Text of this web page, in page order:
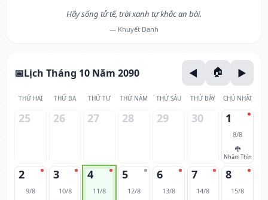
Hãy sống tử tế, trời xanh tự khắc an bài.
— Khuyết Danh
Lịch Tháng 10 Năm 2090
THỨ HAI THỨ BA THỨ TƯ THỨ NĂM THỨ SÁU THỨ BẢY CHỦ NHẬT
25 26 27 28 29 30 1
8/8
🐉
Nhâm Thìn
2
9/8
3
10/8
4
11/8
5
12/8
6
13/8
7
14/8
8
15/8